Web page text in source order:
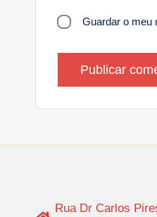
Guardar o meu
Rua Dr Carlos